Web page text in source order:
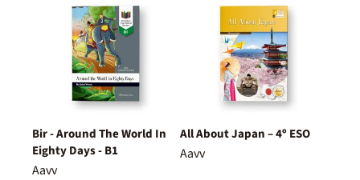
Bir - Around The World In
Eighty Days - B1
Aavv
All About Japan – 4º ESO
Aavv